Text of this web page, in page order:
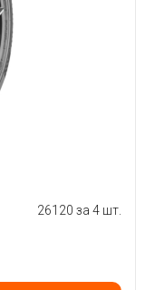
26120 за 4 шт.